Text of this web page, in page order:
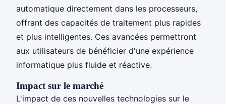
automatique directement dans les processeurs,
offrant des capacités de traitement plus rapides
et plus intelligentes. Ces avancées permettront
aux utilisateurs de bénéficier d'une expérience
informatique plus fluide et réactive.
Impact sur le marché
L'impact de ces nouvelles technologies sur le